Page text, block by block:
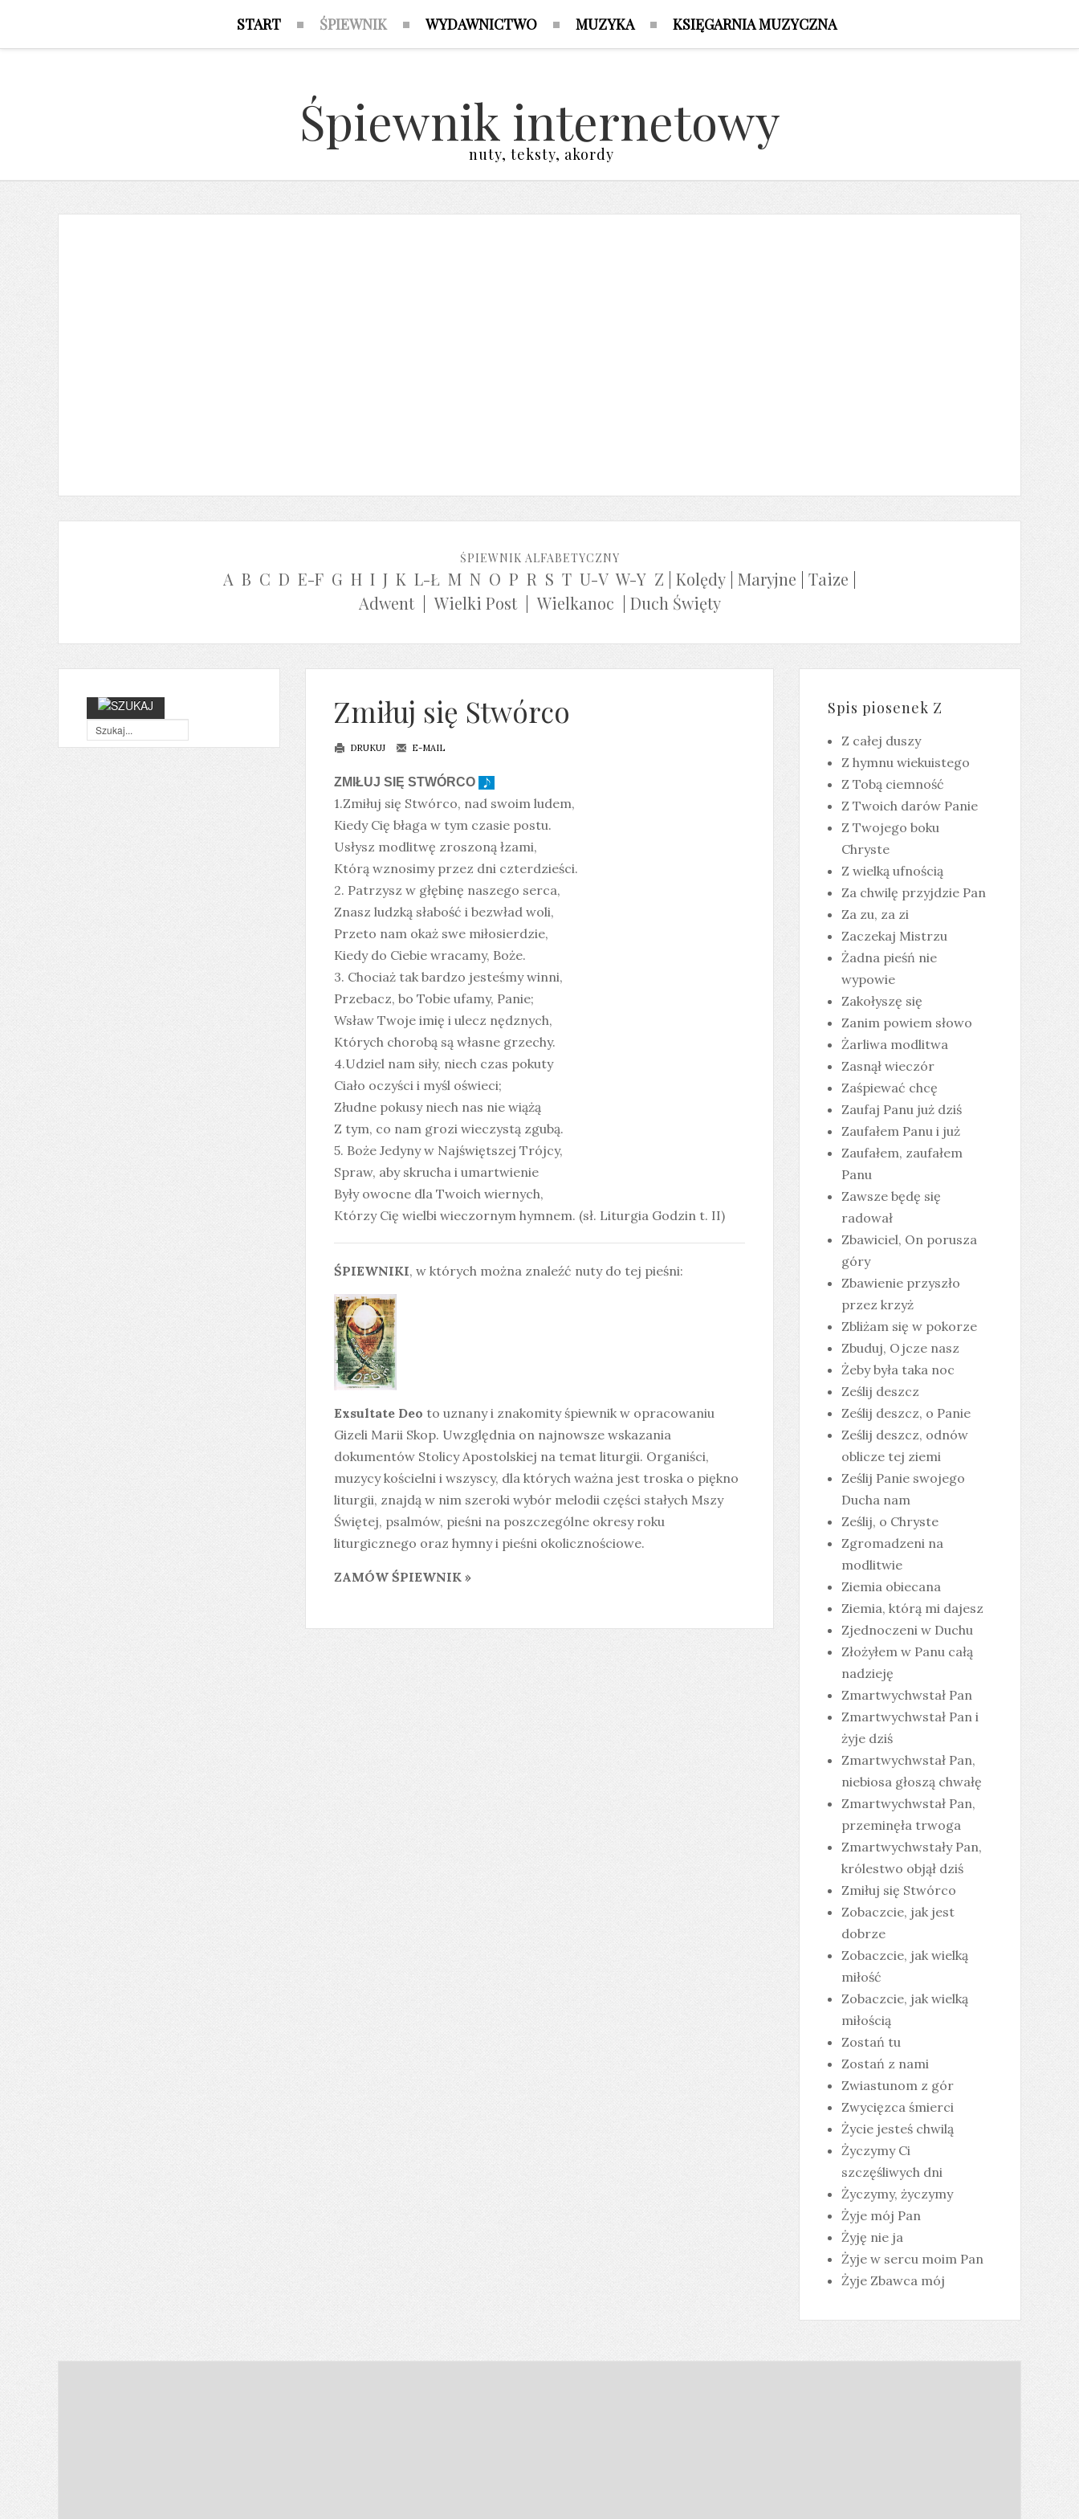
START ŚPIEWNIK WYDAWNICTWO MUZYKA KSIĘGARNIA MUZYCZNA
Śpiewnik internetowy
nuty, teksty, akordy
ŚPIEWNIK ALFABETYCZNY
A B C D E-F G H I J K L-Ł M N O P R S T U-V W-Y Z Kolędy| Maryjne Taize
Adwent| Wielki Post| Wielkanoc Duch Święty
Zmiłuj się Stwórco
DRUKUJ E-MAIL
ZMIŁUJ SIĘ STWÓRCO
1.Zmiłuj się Stwórco, nad swoim ludem,
Kiedy Cię błaga w tym czasie postu.
Usłysz modlitwę zroszoną łzami,
Którą wznosimy przez dni czterdzieści.
2. Patrzysz w głębinę naszego serca,
Znasz ludzką słabość i bezwład woli,
Przeto nam okaż swe miłosierdzie,
Kiedy do Ciebie wracamy, Boże.
3. Chociaż tak bardzo jesteśmy winni,
Przebacz, bo Tobie ufamy, Panie;
Wsław Twoje imię i ulecz nędznych,
Których chorobą są własne grzechy.
4.Udziel nam siły, niech czas pokuty
Ciało oczyści i myśl oświeci;
Złudne pokusy niech nas nie wiążą
Z tym, co nam grozi wieczystą zgubą.
5. Boże Jedyny w Najświętszej Trójcy,
Spraw, aby skrucha i umartwienie
Były owocne dla Twoich wiernych,
Którzy Cię wielbi wieczornym hymnem. (sł. Liturgia Godzin t. II)
ŚPIEWNIKI, w których można znaleźć nuty do tej pieśni:
Exsultate Deo to uznany i znakomity śpiewnik w opracowaniu
Gizeli Marii Skop. Uwzględnia on najnowsze wskazania
dokumentów Stolicy Apostolskiej na temat liturgii. Organiści,
muzycy kościelni i wszyscy, dla których ważna jest troska o piękno
liturgii, znajdą w nim szeroki wybór melodii części stałych Mszy
Świętej, psalmów, pieśni na poszczególne okresy roku
liturgicznego oraz hymny i pieśni okolicznościowe.
ZAMÓW ŚPIEWNIK »
Spis piosenek Z
Z całej duszy
Z hymnu wiekuistego
Z Tobą ciemność
Z Twoich darów Panie
Z Twojego boku
Chryste
Z wielką ufnością
Za chwilę przyjdzie Pan
Za zu, za zi
Zaczekaj Mistrzu
Żadna pieśń nie
wypowie
Zakołyszę się
Zanim powiem słowo
Żarliwa modlitwa
Zasnął wieczór
Zaśpiewać chcę
Zaufaj Panu już dziś
Zaufałem Panu i już
Zaufałem, zaufałem
Panu
Zawsze będę się
radował
Zbawiciel, On porusza
góry
Zbawienie przyszło
przez krzyż
Zbliżam się w pokorze
Zbuduj, Ojcze nasz
Żeby była taka noc
Ześlij deszcz
Ześlij deszcz, o Panie
Ześlij deszcz, odnów
oblicze tej ziemi
Ześlij Panie swojego
Ducha nam
Ześlij, o Chryste
Zgromadzeni na
modlitwie
Ziemia obiecana
Ziemia, którą mi dajesz
Zjednoczeni w Duchu
Złożyłem w Panu całą
nadzieję
Zmartwychwstał Pan
Zmartwychwstał Pan i
żyje dziś
Zmartwychwstał Pan,
niebiosa głoszą chwałę
Zmartwychwstał Pan,
przeminęła trwoga
Zmartwychwstały Pan,
królestwo objął dziś
Zmiłuj się Stwórco
Zobaczcie, jak jest
dobrze
Zobaczcie, jak wielką
miłość
Zobaczcie, jak wielką
miłością
Zostań tu
Zostań z nami
Zwiastunom z gór
Zwycięzca śmierci
Życie jesteś chwilą
Życzymy Ci
szczęśliwych dni
Życzymy, życzymy
Żyje mój Pan
Żyję nie ja
Żyje w sercu moim Pan
Żyje Zbawca mój